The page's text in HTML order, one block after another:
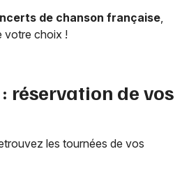
de chanson française,
votre choix !
: réservation de vos
les tournées de vos